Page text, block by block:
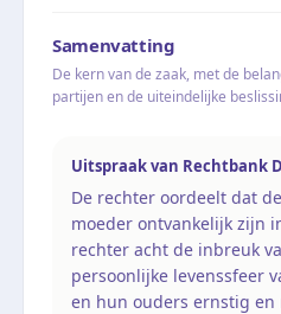
Samenvatting
De kern van de zaak, met de
partijen en de uiteindelijke
Uitspraak van Rechtbank
De rechter oordeelt dat
moeder ontvankelijk zijn
rechter acht de inbreuk
persoonlijke levenssfeer
en hun ouders ernstig